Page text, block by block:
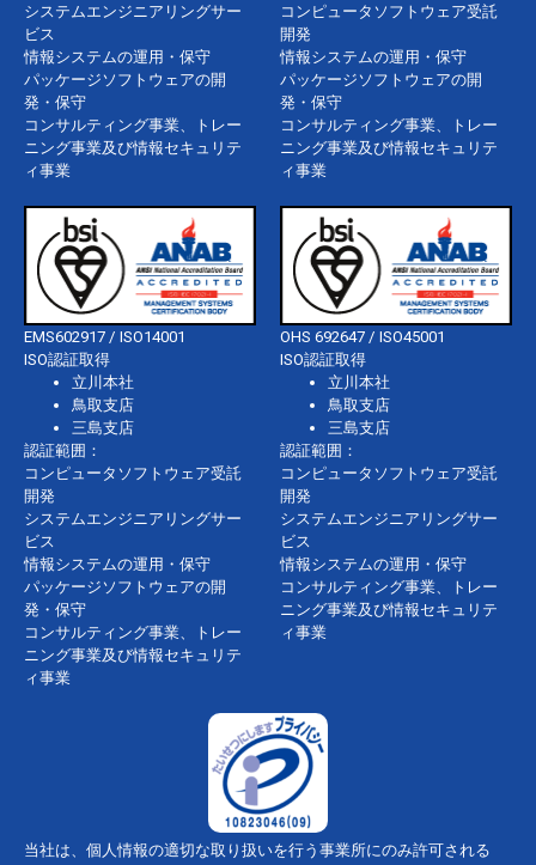
システムエンジニアリングサー
ビス
情報システムの運用・保守
パッケージソフトウェアの開
発・保守
コンサルティング事業、トレー
ニング事業及び情報セキュリテ
ィ事業
コンピュータソフトウェア受託
開発
情報システムの運用・保守
パッケージソフトウェアの開
発・保守
コンサルティング事業、トレー
ニング事業及び情報セキュリテ
ィ事業
EMS602917 / ISO14001
ISO認証取得
立川本社
鳥取支店
三島支店
認証範囲：
コンピュータソフトウェア受託
開発
システムエンジニアリングサー
ビス
情報システムの運用・保守
パッケージソフトウェアの開
発・保守
コンサルティング事業、トレー
ニング事業及び情報セキュリテ
ィ事業
OHS 692647 / ISO45001
ISO認証取得
立川本社
鳥取支店
三島支店
認証範囲：
コンピュータソフトウェア受託
開発
システムエンジニアリングサー
ビス
情報システムの運用・保守
コンサルティング事業、トレー
ニング事業及び情報セキュリテ
ィ事業
当社は、個人情報の適切な取り扱いを行う事業所にのみ許可される